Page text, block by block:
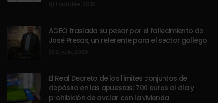
AGEO traslada su pesar por el fallecimiento de
José Presas, un referente para el sector gallego
El Real Decreto de los límites conjuntos de
depósito en las apuestas: 700 euros al día y
prohibición de avalar con la vivienda